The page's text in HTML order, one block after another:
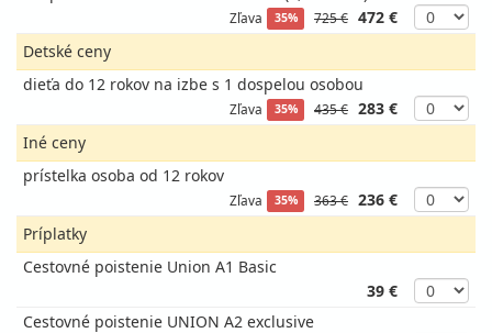
Zľava 35% 725 € 472 €
Detské ceny
dieťa do 12 rokov na izbe s 1 dospelou osobou
Zľava 35% 435 € 283 €
Iné ceny
prístelka osoba od 12 rokov
Zľava 35% 363 € 236 €
Príplatky
Cestovné poistenie Union A1 Basic
39 €
Cestovné poistenie UNION A2 exclusive